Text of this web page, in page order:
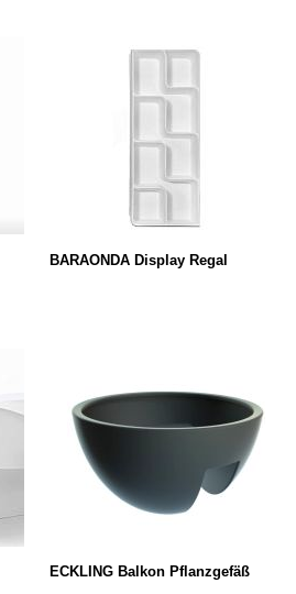
BARAONDA Display Regal
ECKLING Balkon Pflanzgefäß